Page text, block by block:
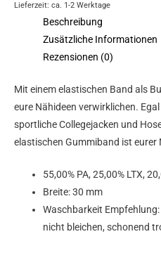
Lieferzeit: ca. 1-2 Werktage
Beschreibung
Zusätzliche Informationen
Rezensionen (0)
Mit einem elastischen Band als
eure Nähideen verwirklichen.
sportliche Collegejacken und
elastischen Gummiband ist
55,00% PA, 25,00% LTX,
Breite: 30 mm
Waschbarkeit
nicht bleichen, schonend